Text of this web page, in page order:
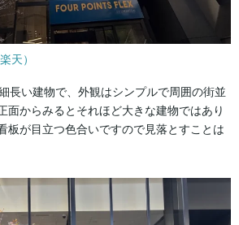
天）
長い建物で、外観はシンプルで周囲の街並
面からみるとそれほど大きな建物ではあり
板が目立つ色合いですので見落とすことは